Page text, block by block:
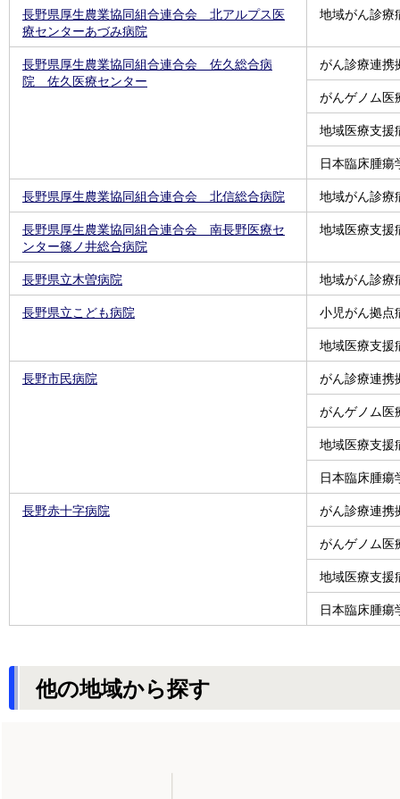
長野県厚生農業協同組合連合会 北アルプス医
療センターあづみ病院
地域がん診療
長野県厚生農業協同組合連合会 佐久総合病
院 佐久医療センター
がん診療連携
がんゲノム医
地域医療支援
日本臨床腫瘍
長野県厚生農業協同組合連合会 北信総合病院 地域がん診療
長野県厚生農業協同組合連合会 南長野医療セ
ンター篠ノ井総合病院
地域医療支援
長野県立木曽病院 地域がん診療
長野県立こども病院 小児がん拠点
地域医療支援
長野市民病院 がん診療連携
がんゲノム医
地域医療支援
日本臨床腫瘍
長野赤十字病院 がん診療連携
がんゲノム医
地域医療支援
日本臨床腫瘍
他の地域から探す